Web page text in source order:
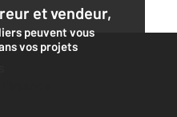
et vendeur,
peuvent vous
vos projets
l'agence